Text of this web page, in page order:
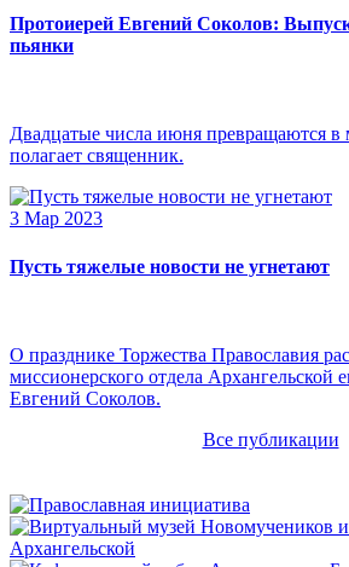
Протоиерей Евгений Соколов:
пьянки
Двадцатые числа июня превращаются в
полагает священник.
3 Мар 2023
Пусть тяжелые новости не угнетают
О празднике Торжества Православия
миссионерского отдела Архангельской
Евгений Соколов.
Все публикации